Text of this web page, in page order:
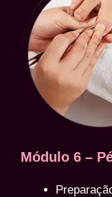
Módulo 6 –